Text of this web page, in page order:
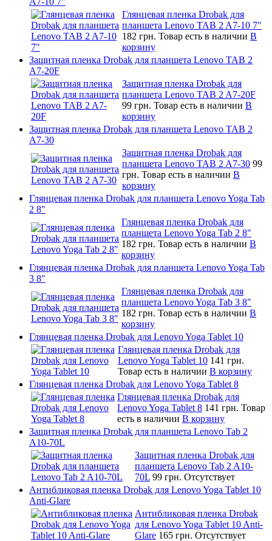
Глянцевая пленка Drobak для
планшета Lenovo TAB 2 A7-10 7"
182 грн. Товар есть в наличии В
корзину
Защитная пленка Drobak для планшета Lenovo TAB 2
A7-20F
Защитная пленка Drobak для
планшета Lenovo TAB 2 A7-20F
99 грн. Товар есть в наличии В
корзину
Защитная пленка Drobak для планшета Lenovo TAB 2
A7-30
Защитная пленка Drobak для
планшета Lenovo TAB 2 A7-30 99
грн. Товар есть в наличии В
корзину
Глянцевая пленка Drobak для планшета Lenovo Yoga Tab
2 8"
Глянцевая пленка Drobak для
планшета Lenovo Yoga Tab 2 8"
182 грн. Товар есть в наличии В
корзину
Глянцевая пленка Drobak для планшета Lenovo Yoga Tab
3 8"
Глянцевая пленка Drobak для
планшета Lenovo Yoga Tab 3 8"
182 грн. Товар есть в наличии В
корзину
Глянцевая пленка Drobak для Lenovo Yoga Tablet 10
Глянцевая пленка Drobak для
Lenovo Yoga Tablet 10 141 грн.
Товар есть в наличии В корзину
Глянцевая пленка Drobak для Lenovo Yoga Tablet 8
Глянцевая пленка Drobak для
Lenovo Yoga Tablet 8 141 грн. Товар
есть в наличии В корзину
Защитная пленка Drobak для планшета Lenovo Tab 2
A10-70L
Защитная пленка Drobak для
планшета Lenovo Tab 2 A10-
70L 99 грн. Отсутствует
Антибликовая пленка Drobak для Lenovo Yoga Tablet 10
Anti-Glare
Антибликовая пленка Drobak
для Lenovo Yoga Tablet 10 Anti-
Glare 165 грн. Отсутствует